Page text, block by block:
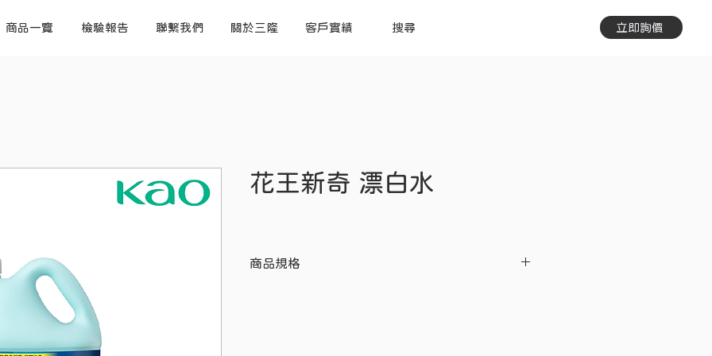
商品一覽 檢驗報告 聯繫我們 關於三隆 客戶實績 搜尋 立即詢價
花王新奇 漂白水
商品規格